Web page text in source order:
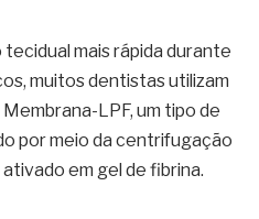
mais rápida durante
muitos dentistas utilizam
LPF, um tipo de
por meio da centrifugação
em gel de fibrina.